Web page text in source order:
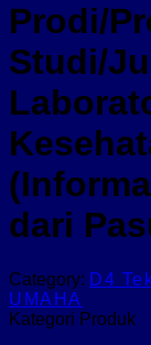
Prodi/
Studi/
dari
Category: D4
UMAHA
Kategori Produk